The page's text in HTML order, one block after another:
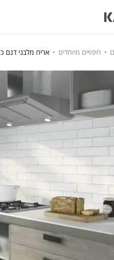
חיפויים מיוחדים אריח מלבני דגם כלפה